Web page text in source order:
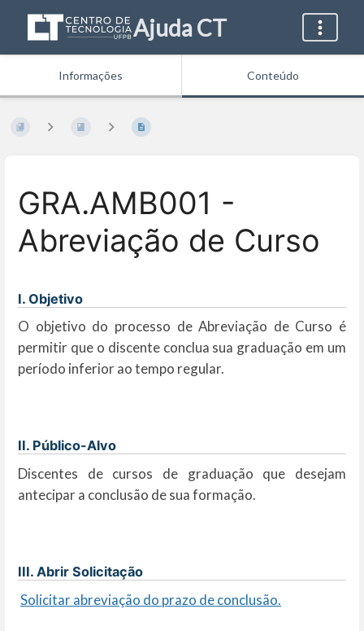
Ajuda CT
Informações Conteúdo
GRA.AMB001 -
Abreviação de Curso
I. Objetivo
O objetivo do processo de Abreviação de Curso é
permitir que o discente conclua sua graduação em um
período inferior ao tempo regular.
II. Público-Alvo
Discentes de cursos de graduação que desejam
antecipar a conclusão de sua formação.
III. Abrir Solicitação
Solicitar abreviação do prazo de conclusão.